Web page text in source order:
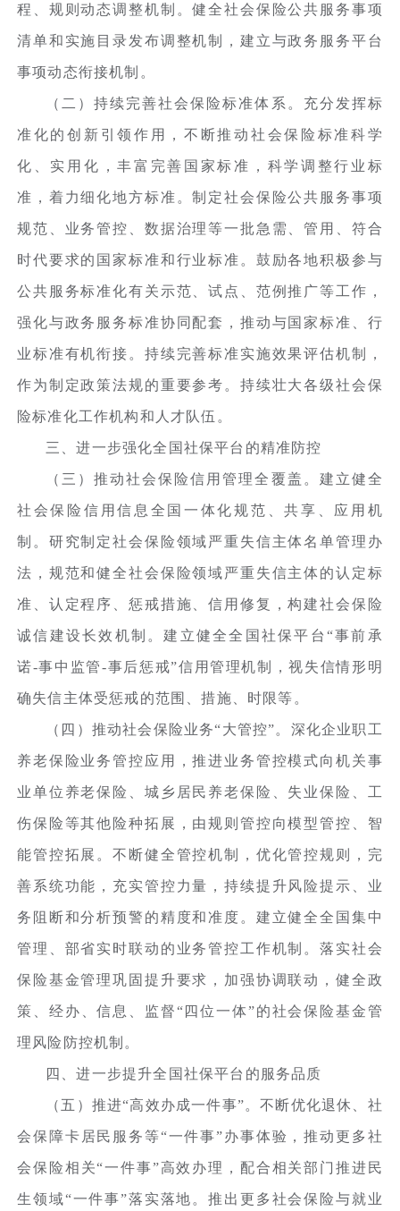
程、规则动态调整机制。健全社会保险公共服务事项
清单和实施目录发布调整机制，建立与政务服务平台
事项动态衔接机制。
（二）持续完善社会保险标准体系。充分发挥标
准化的创新引领作用，不断推动社会保险标准科学
化、实用化，丰富完善国家标准，科学调整行业标
准，着力细化地方标准。制定社会保险公共服务事项
规范、业务管控、数据治理等一批急需、管用、符合
时代要求的国家标准和行业标准。鼓励各地积极参与
公共服务标准化有关示范、试点、范例推广等工作，
强化与政务服务标准协同配套，推动与国家标准、行
业标准有机衔接。持续完善标准实施效果评估机制，
作为制定政策法规的重要参考。持续壮大各级社会保
险标准化工作机构和人才队伍。
三、进一步强化全国社保平台的精准防控
（三）推动社会保险信用管理全覆盖。建立健全
社会保险信用信息全国一体化规范、共享、应用机
制。研究制定社会保险领域严重失信主体名单管理办
法，规范和健全社会保险领域严重失信主体的认定标
准、认定程序、惩戒措施、信用修复，构建社会保险
诚信建设长效机制。建立健全全国社保平台“事前承
诺-事中监管-事后惩戒”信用管理机制，视失信情形明
确失信主体受惩戒的范围、措施、时限等。
（四）推动社会保险业务“大管控”。深化企业职工
养老保险业务管控应用，推进业务管控模式向机关事
业单位养老保险、城乡居民养老保险、失业保险、工
伤保险等其他险种拓展，由规则管控向模型管控、智
能管控拓展。不断健全管控机制，优化管控规则，完
善系统功能，充实管控力量，持续提升风险提示、业
务阻断和分析预警的精度和准度。建立健全全国集中
管理、部省实时联动的业务管控工作机制。落实社会
保险基金管理巩固提升要求，加强协调联动，健全政
策、经办、信息、监督“四位一体”的社会保险基金管
理风险防控机制。
四、进一步提升全国社保平台的服务品质
（五）推进“高效办成一件事”。不断优化退休、社
会保障卡居民服务等“一件事”办事体验，推动更多社
会保险相关“一件事”高效办理，配合相关部门推进民
生领域“一件事”落实落地。推出更多社会保险与就业